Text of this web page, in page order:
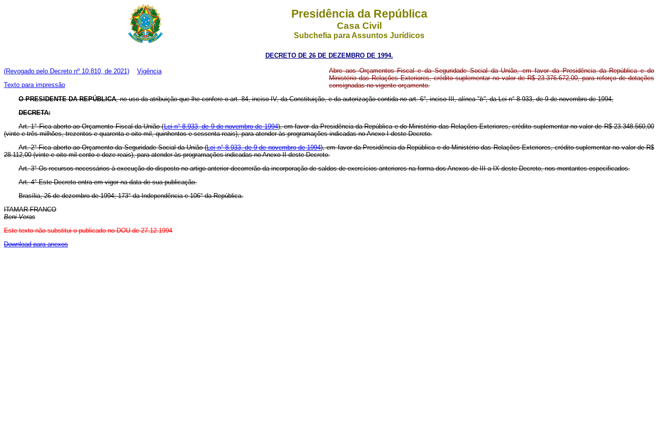
Presidência da República
Casa Civil
Subchefia para Assuntos Jurídicos
DECRETO DE 26 DE DEZEMBRO DE 1994.
(Revogado pelo Decreto nº 10.810, de 2021)
Vigência
Texto para impressão
Abre aos Orçamentos Fiscal e da Seguridade Social da União, em favor da Presidência da República e do
Ministério das Relações Exteriores, crédito suplementar no valor de R$ 23.376.672,00, para reforço de dotações
consignadas no vigente orçamento.
O PRESIDENTE DA REPÚBLICA, no uso da atribuição que lhe confere o art. 84, inciso IV, da Constituição, e da autorização contida no art. 6°, inciso III, alínea "b", da Lei n° 8.933, de 9 de novembro de 1994,
DECRETA:
Art. 1° Fica aberto ao Orçamento Fiscal da União (Lei n° 8.933, de 9 de novembro de 1994), em favor da Presidência da República e do Ministério das Relações Exteriores, crédito suplementar no valor de R$ 23.348.560,00
(vinte e três milhões, trezentos e quarenta e oito mil, quinhentos e sessenta reais), para atender às programações indicadas no Anexo I deste Decreto.
Art. 2° Fica aberto ao Orçamento da Seguridade Social da União (Lei n° 8.933, de 9 de novembro de 1994), em favor da Presidência da República e do Ministério das Relações Exteriores, crédito suplementar no valor de R$
28.112,00 (vinte e oito mil cento e doze reais), para atender às programações indicadas no Anexo II deste Decreto.
Art. 3° Os recursos necessários à execução do disposto no artigo anterior decorrerão da incorporação de saldos de exercícios anteriores na forma dos Anexos de III a IX deste Decreto, nos montantes especificados.
Art. 4° Este Decreto entra em vigor na data de sua publicação.
Brasília, 26 de dezembro de 1994; 173° da Independência e 106° da República.
ITAMAR FRANCO
Beni Veras
Este texto não substitui o publicado no DOU de 27.12.1994
Download para anexos